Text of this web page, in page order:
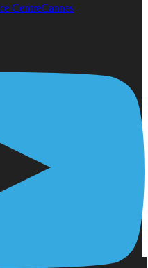
CentreCannes